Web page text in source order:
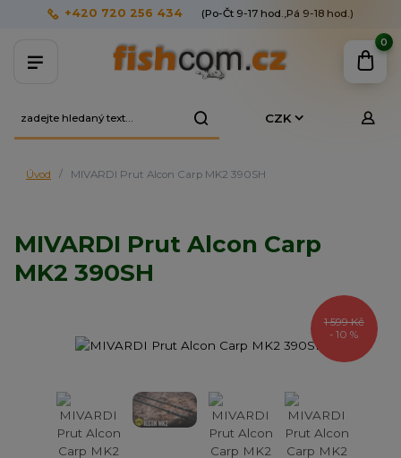
CZK
+420 720 256 434 (Po-Čt 9-17 hod.,Pá 9-18 hod.)
0
Úvod MIVARDI Prut Alcon Carp MK2 390SH
MIVARDI Prut Alcon Carp
MK2 390SH
1 599 Kč
- 10 %